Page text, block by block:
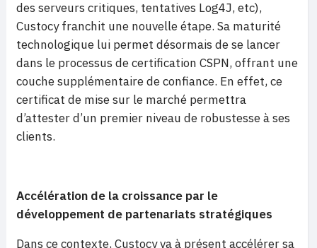
des serveurs critiques, tentatives Log4J, etc),
Custocy franchit une nouvelle étape. Sa maturité
technologique lui permet désormais de se lancer
dans le processus de certification CSPN, offrant une
couche supplémentaire de confiance. En effet, ce
certificat de mise sur le marché permettra
d’attester d’un premier niveau de robustesse à ses
clients.
Accélération de la croissance par le
développement de partenariats stratégiques
Dans ce contexte, Custocy va à présent accélérer sa